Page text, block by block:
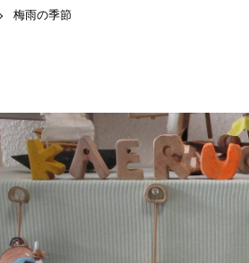
梅雨の季節